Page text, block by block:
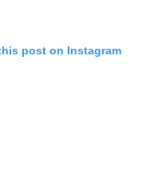
post on Instagram